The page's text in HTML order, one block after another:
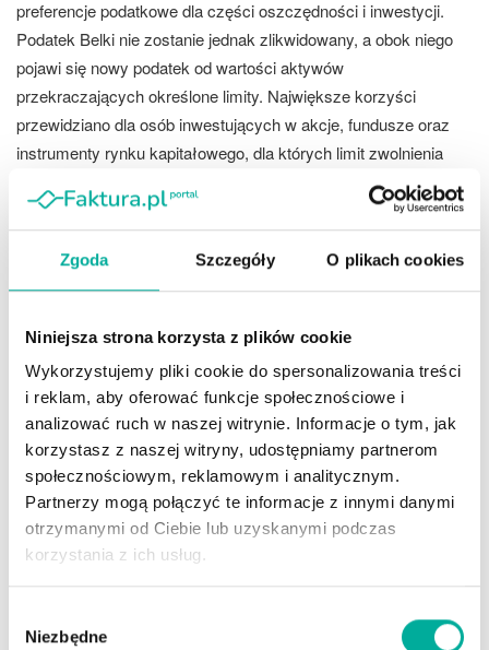
Zgoda Szczegóły O plikach cookies
Niniejsza strona korzysta z plików cookie
Wykorzystujemy pliki cookie do spersonalizowania treści
i reklam, aby oferować funkcje społecznościowe i
analizować ruch w naszej witrynie. Informacje o tym, jak
korzystasz z naszej witryny, udostępniamy partnerom
społecznościowym, reklamowym i analitycznym.
Partnerzy mogą połączyć te informacje z innymi danymi
otrzymanymi od Ciebie lub uzyskanymi podczas
korzystania z ich usług.
zgody
Niezbędne
preferencje podatkowe dla części oszczędności i inwestycji.
Podatek Belki nie zostanie jednak zlikwidowany, a obok niego
pojawi się nowy podatek od wartości aktywów
przekraczających określone limity. Największe korzyści
przewidziano dla osób inwestujących w akcje, fundusze oraz
instrumenty rynku kapitałowego, dla których limit zwolnienia
wyniesie 100 tys. zł. Nowe przepisy mogą wpłynąć zarówno na
strategie inwestorów indywidualnych, jak i na sposób
gromadzenia oszczędności przez gospodarstwa domowe. O
tym, czy reforma okaże się sukcesem, zdecydują pierwsze lata
funkcjonowania systemu po jego uruchomieniu.
Dla większości oszczędzających kluczowe będzie porównanie
korzyści podatkowych z nowymi kosztami wynikającymi z
podatku od aktywów. Osoby inwestujące większe kwoty
powinny już teraz śledzić dalsze prace nad ustawą, ponieważ
ostateczny kształt przepisów może wpłynąć na opłacalność
różnych form oszczędzania.
Oceń wpis